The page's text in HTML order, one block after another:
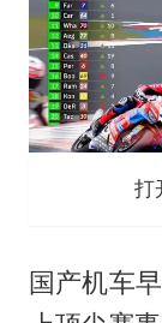
打
国产机车